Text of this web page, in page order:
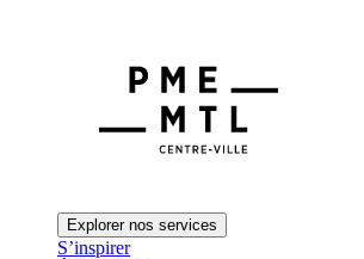
Explorer nos services
S’inspirer